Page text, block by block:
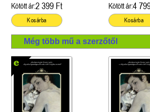
Kötött ár:2 399 Ft
Kosárba
Kötött ár:4
Kosárba
Még több mű a szerzőtől